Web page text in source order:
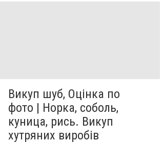
Викуп шуб, Оцінка по
фото | Норка, соболь,
куница, рись. Викуп
хутряних виробів